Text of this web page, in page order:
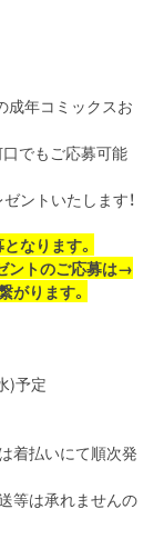
成年コミックスお
でもご応募可能
ントいたします！
なります。
ントのご応募は→
ります。
)予定
着払いにて順次発
等は承れませんの